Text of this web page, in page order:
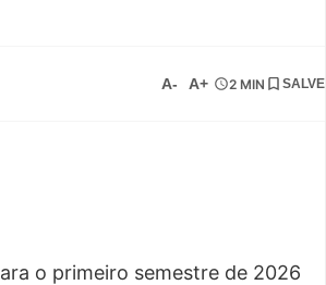
A- A+ 2 MIN SALVE
o primeiro semestre de 2026